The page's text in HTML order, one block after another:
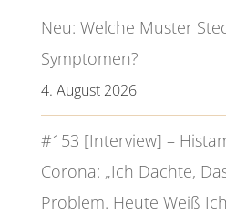
Neu: Welche Muster
Symptomen?
4. August 2026
#153 [Interview] –
Corona: „Ich Dachte,
Problem. Heute Weiß